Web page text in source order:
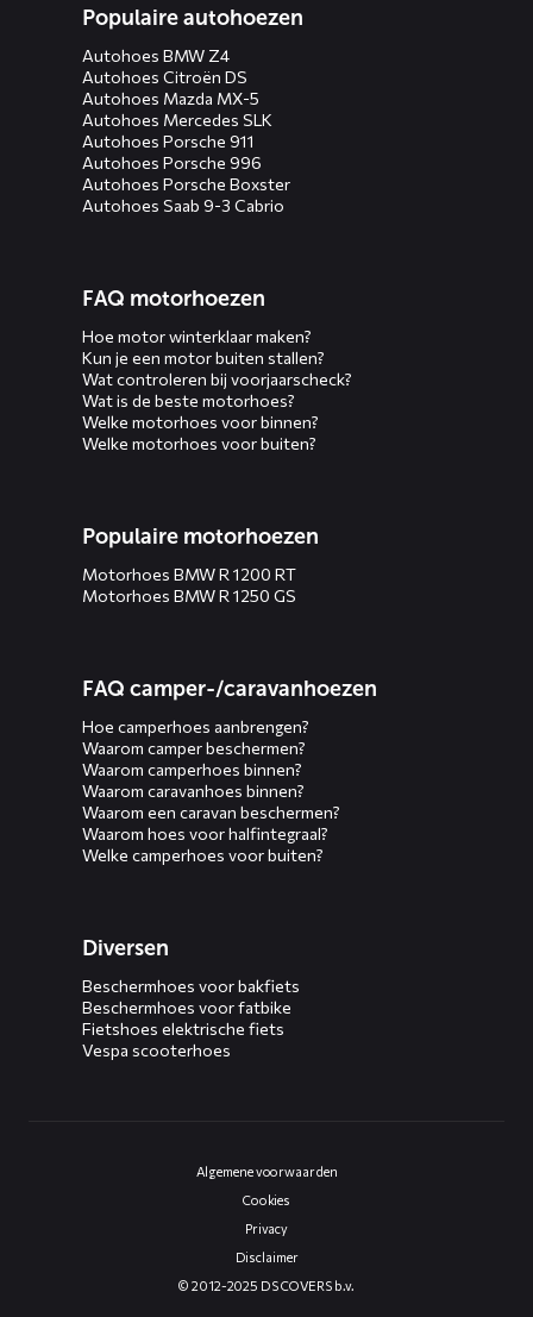
Populaire autohoezen
Autohoes BMW Z4
Autohoes Citroën DS
Autohoes Mazda MX-5
Autohoes Mercedes SLK
Autohoes Porsche 911
Autohoes Porsche 996
Autohoes Porsche Boxster
Autohoes Saab 9-3 Cabrio
FAQ motorhoezen
Hoe motor winterklaar maken?
Kun je een motor buiten stallen?
Wat controleren bij voorjaarscheck?
Wat is de beste motorhoes?
Welke motorhoes voor binnen?
Welke motorhoes voor buiten?
Populaire motorhoezen
Motorhoes BMW R 1200 RT
Motorhoes BMW R 1250 GS
FAQ camper-/caravanhoezen
Hoe camperhoes aanbrengen?
Waarom camper beschermen?
Waarom camperhoes binnen?
Waarom caravanhoes binnen?
Waarom een caravan beschermen?
Waarom hoes voor halfintegraal?
Welke camperhoes voor buiten?
Diversen
Beschermhoes voor bakfiets
Beschermhoes voor fatbike
Fietshoes elektrische fiets
Vespa scooterhoes
Algemene voorwaarden
Cookies
Privacy
Disclaimer
© 2012-2025 DS COVERS b.v.